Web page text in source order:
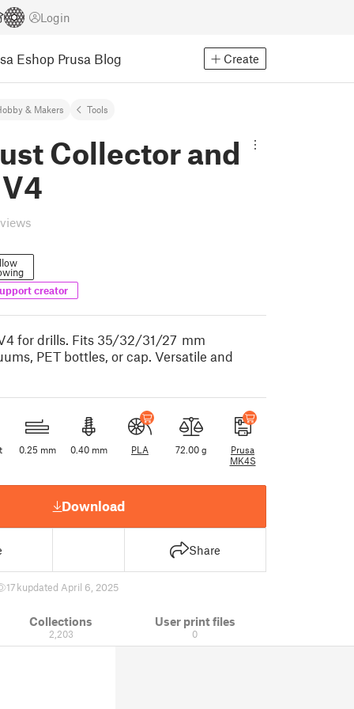
Login
Eshop Prusa Blog Create
& Makers Tools
Collector and
creator
for drills. Fits 35/32/31/27 mm
PET bottles, or cap. Versatile and
0.25 mm 0.40 mm PLA 72.00 g
Prusa
MK4S
Download
Share
17 kupdated April 6, 2025
Collections
2,203
User print files
0